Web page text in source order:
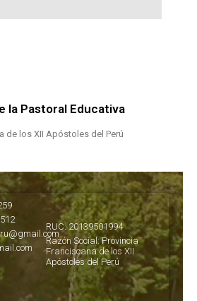
la Pastoral Educativa
de los XII Apóstoles del Perú
RUC: 20139501994
Razón Social: Provincia
Franciscana de los XII
Apóstoles del Perú